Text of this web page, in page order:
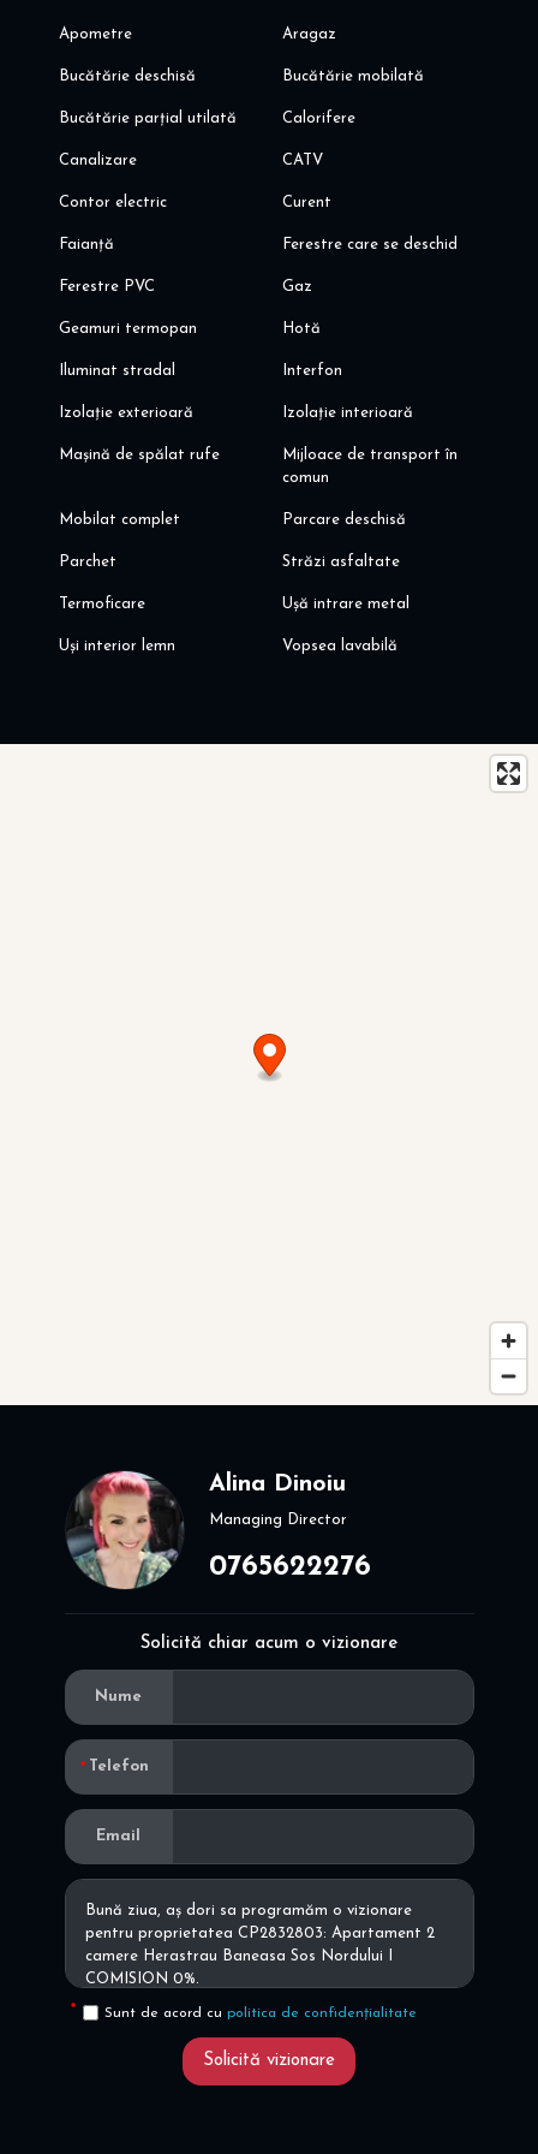
Apometre Aragaz
Bucătărie deschisă Bucătărie mobilată
Bucătărie parțial utilată Calorifere
Canalizare CATV
Contor electric Curent
Faianță Ferestre care se deschid
Ferestre PVC Gaz
Geamuri termopan Hotă
Iluminat stradal Interfon
Izolație exterioară Izolație interioară
Mașină de spălat rufe
Mijloace de transport în
comun
Mobilat complet Parcare deschisă
Parchet Străzi asfaltate
Termoficare Ușă intrare metal
Uși interior lemn Vopsea lavabilă
Alina Dinoiu
Managing Director
0765622276
Solicită chiar acum o vizionare
Nume
Telefon
Email
Sunt de acord cu politica de confidențialitate
Solicită vizionare